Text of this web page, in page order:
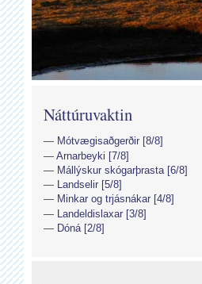
Náttúruvaktin
Mótvægisaðgerðir [8/8]
Arnarbeyki [7/8]
Mállýskur skógarþrasta [6/8]
Landselir [5/8]
Minkar og trjásnákar [4/8]
Landeldislaxar [3/8]
Dóná [2/8]